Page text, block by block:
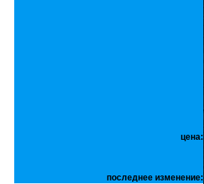
цена:
последнее изменение: